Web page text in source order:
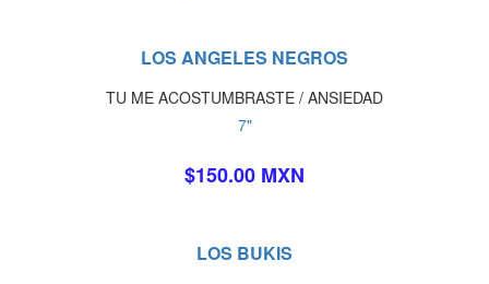
LOS ANGELES NEGROS
TU ME ACOSTUMBRASTE / ANSIEDAD
7"
$150.00 MXN
LOS BUKIS